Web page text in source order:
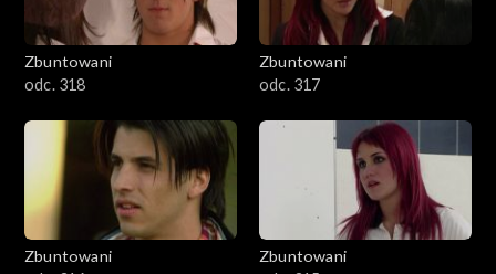
Zbuntowani
odc. 318
Zbuntowani
odc. 317
Zbuntowani
Zbuntowani